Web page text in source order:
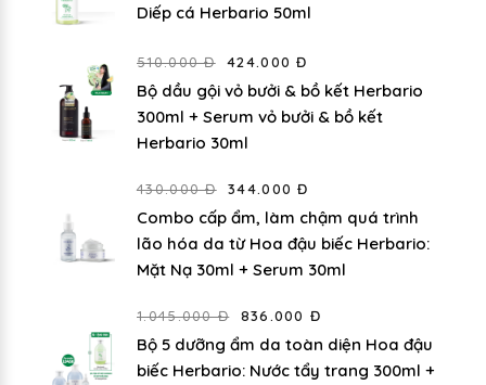
Diếp cá Herbario 50ml
510.000 Đ 424.000 Đ
Bộ dầu gội vỏ bưởi & bồ kết Herbario
300ml + Serum vỏ bưởi & bồ kết
Herbario 30ml
430.000 Đ 344.000 Đ
Combo cấp ẩm, làm chậm quá trình
lão hóa da từ Hoa đậu biếc Herbario:
Mặt Nạ 30ml + Serum 30ml
1.045.000 Đ 836.000 Đ
Bộ 5 dưỡng ẩm da toàn diện Hoa đậu
biếc Herbario: Nước tẩy trang 300ml +